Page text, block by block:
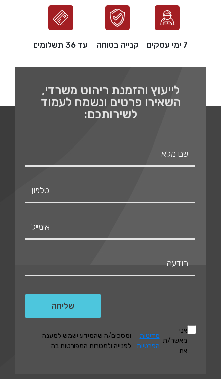
7 ימי עסקים קנייה בטוחה עד 36 תשלומים
לייעוץ והזמנת ריהוט משרדי,
השאירו פרטים ונשמח לעמוד
לשירותכם:
אני
מאשר/ת
את
מדיניות
הפרטיות
ומסכים/ה שהמידע ישמש למענה
לפנייה ולמטרות המפורטות בה